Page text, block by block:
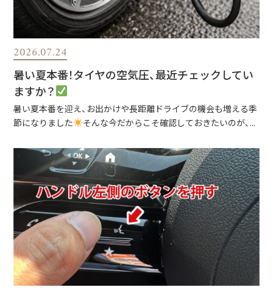
2026.07.24
暑い夏本番！タイヤの空気圧、最近チェックしてい
ますか？
暑い夏本番を迎え、お出かけや長距離ドライブの機会も増える季
節になりました
そんな今だからこそ確認しておきたいのが、...